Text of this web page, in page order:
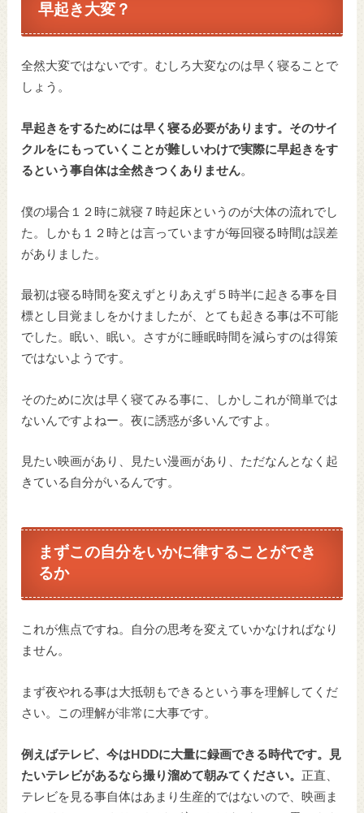
早起き大変？
全然大変ではないです。むしろ大変なのは早く寝ることで
しょう。
早起きをするためには早く寝る必要があります。そのサイ
クルをにもっていくことが難しいわけで実際に早起きをす
るという事自体は全然きつくありません。
僕の場合１２時に就寝７時起床というのが大体の流れでし
た。しかも１２時とは言っていますが毎回寝る時間は誤差
がありました。
最初は寝る時間を変えずとりあえず５時半に起きる事を目
標とし目覚ましをかけましたが、とても起きる事は不可能
でした。眠い、眠い。さすがに睡眠時間を減らすのは得策
ではないようです。
そのために次は早く寝てみる事に、しかしこれが簡単では
ないんですよねー。夜に誘惑が多いんですよ。
見たい映画があり、見たい漫画があり、ただなんとなく起
きている自分がいるんです。
まずこの自分をいかに律することができ
るか
これが焦点ですね。自分の思考を変えていかなければなり
ません。
まず夜やれる事は大抵朝もできるという事を理解してくだ
さい。この理解が非常に大事です。
例えばテレビ、今はHDDに大量に録画できる時代です。見
たいテレビがあるなら撮り溜めて朝みてください。 正直、
テレビを見る事自体はあまり生産的ではないので、映画ま